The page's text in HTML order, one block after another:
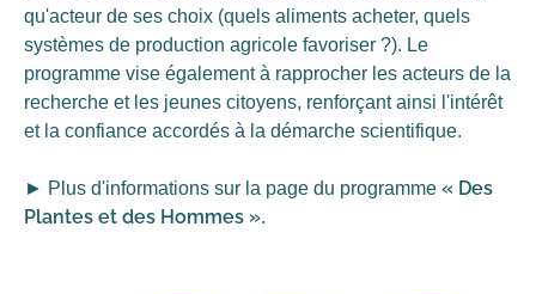
qu'acteur de ses choix (quels aliments acheter, quels
systèmes de production agricole favoriser ?). Le
programme vise également à rapprocher les acteurs de la
recherche et les jeunes citoyens, renforçant ainsi l'intérêt
et la confiance accordés à la démarche scientifique.
► Plus d'informations sur la page du programme « Des
Plantes et des Hommes ».